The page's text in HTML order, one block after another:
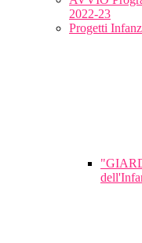
2022-23
Progetti